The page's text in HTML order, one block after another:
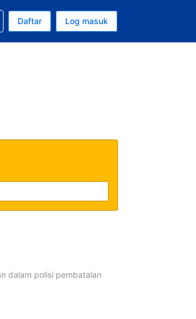
Dolar A.S.
adalah Bahasa Malaysia
anda
Daftar Log masuk
dalam polisi pembatalan